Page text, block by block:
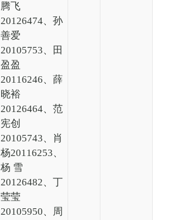
腾飞
20126474、孙
善爱
20105753、田
盈盈
20116246、薛
晓裕
20126464、范
宪创
20105743、肖
杨20116253、
杨 雪
20126482、丁
莹莹
20105950、周